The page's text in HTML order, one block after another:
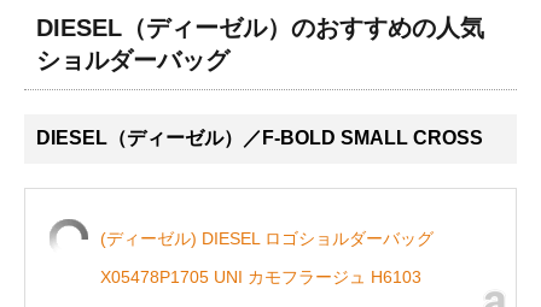
DIESEL（ディーゼル）のおすすめの人気
ショルダーバッグ
DIESEL（ディーゼル）／F-BOLD SMALL CROSS
(ディーゼル) DIESEL ロゴショルダーバッグ
X05478P1705 UNI カモフラージュ H6103